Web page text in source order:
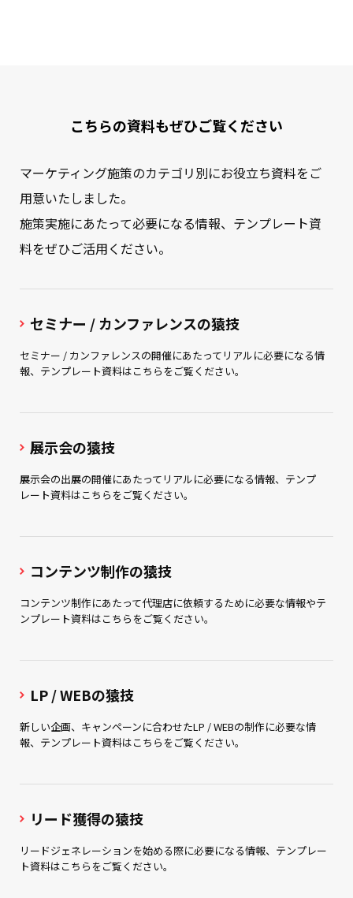
こちらの資料もぜひご覧ください
マーケティング施策のカテゴリ別にお役立ち資料をご
用意いたしました。
施策実施にあたって必要になる情報、テンプレート資
料をぜひご活用ください。
セミナー / カンファレンスの猿技
セミナー / カンファレンスの開催にあたってリアルに必要になる情
報、テンプレート資料はこちらをご覧ください。
展示会の猿技
展示会の出展の開催にあたってリアルに必要になる情報、テンプ
レート資料はこちらをご覧ください。
コンテンツ制作の猿技
コンテンツ制作にあたって代理店に依頼するために必要な情報やテ
ンプレート資料はこちらをご覧ください。
LP / WEBの猿技
新しい企画、キャンペーンに合わせたLP / WEBの制作に必要な情
報、テンプレート資料はこちらをご覧ください。
リード獲得の猿技
リードジェネレーションを始める際に必要になる情報、テンプレー
ト資料はこちらをご覧ください。